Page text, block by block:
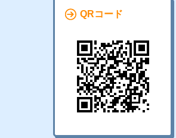
QRコード